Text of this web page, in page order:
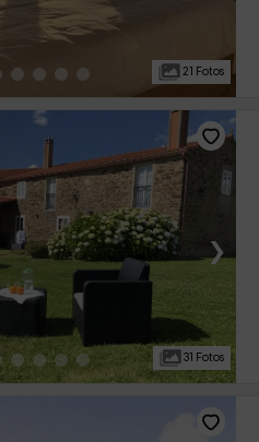
21 Fotos
›
31 Fotos